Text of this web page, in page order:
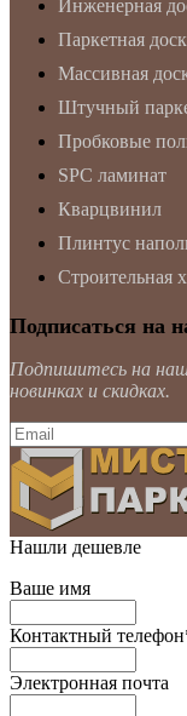
Инженерная
Паркетная
Массивная
Штучный
Пробковые
SPC ламинат
Кварцвинил
Плинтус
Строительная
Подписаться на
Подпишитесь на
новинках и скидках.
Нашли дешевле
Ваше имя
Контактный телефон
Электронная почта